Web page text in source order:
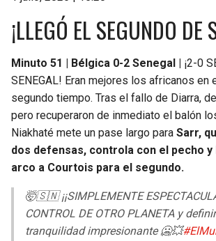
¡LLEGÓ EL SEGUNDO DE
Minuto 51 | Bélgica 0-2 Senegal | ¡2-0
SENEGAL! Eran mejores los africanos en
segundo tiempo. Tras el fallo de Diarra,
pero recuperaron de inmediato el balón
Niakhaté mete un pase largo para Sarr,
dos defensas, controla con el pecho
arco a Courtois para el segundo.
🤯🇸🇳 ¡¡SIMPLEMENTE
CONTROL DE OTRO PLANETA y
tranquilidad impresionante 🥶💥